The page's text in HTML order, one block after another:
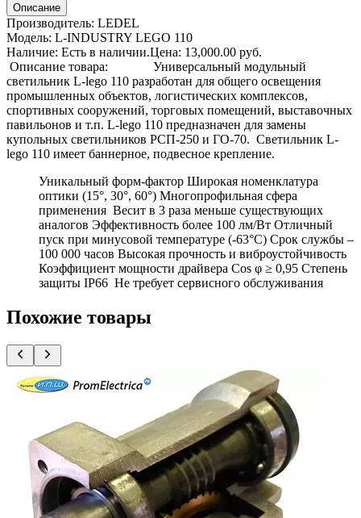
Описание
Производитель: LEDEL
Модель: L-INDUSTRY LEGO 110
Наличие: Есть в наличии.Цена: 13,000.00 руб.
Описание товара: Универсальный модульный
светильник L-lego 110 разработан для общего освещения
промышленных объектов, логистических комплексов,
спортивных сооружений, торговых помещений, выставочных
павильонов и т.п. L-lego 110 предназначен для замены
купольных светильников РСП-250 и ГО-70. Светильник L-
lego 110 имеет баннерное, подвесное крепление.
Уникальный форм-фактор Широкая номенклатура
оптики (15°, 30°, 60°) Многопрофильная сфера
применения Весит в 3 раза меньше существующих
аналогов Эффективность более 100 лм/Вт Отличный
пуск при минусовой температуре (-63°C) Срок службы –
100 000 часов Высокая прочность и виброустойчивость
Коэффициент мощности драйвера Cos φ ≥ 0,95 Степень
защиты IP66 Не требует сервисного обслуживания
Похожие товары